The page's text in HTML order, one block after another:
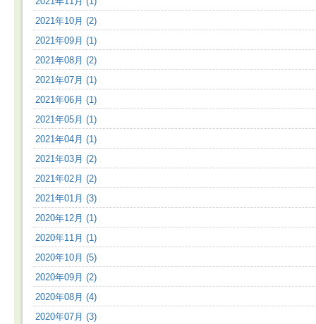
2021年10月 (2)
2021年09月 (1)
2021年08月 (2)
2021年07月 (1)
2021年06月 (1)
2021年05月 (1)
2021年04月 (1)
2021年03月 (2)
2021年02月 (2)
2021年01月 (3)
2020年12月 (1)
2020年11月 (1)
2020年10月 (5)
2020年09月 (2)
2020年08月 (4)
2020年07月 (3)